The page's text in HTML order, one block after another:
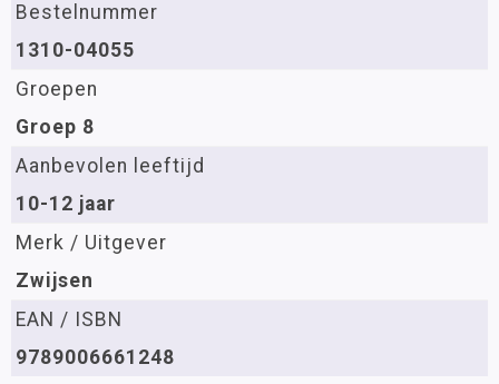
Bestelnummer
1310-04055
Groepen
Groep 8
Aanbevolen leeftijd
10-12 jaar
Merk / Uitgever
Zwijsen
EAN / ISBN
9789006661248